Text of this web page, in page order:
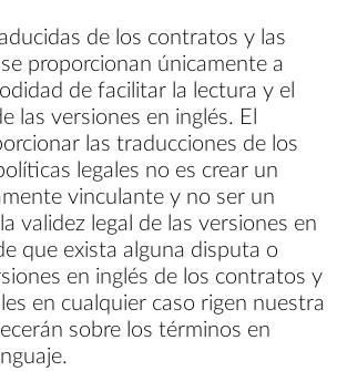
de los contratos y las
proporcionan únicamente a
de facilitar la lectura y el
las versiones en inglés. El
las traducciones de los
legales no es crear un
vinculante y no ser un
validez legal de las versiones en
que exista alguna disputa o
en inglés de los contratos y
en cualquier caso rigen nuestra
sobre los términos en